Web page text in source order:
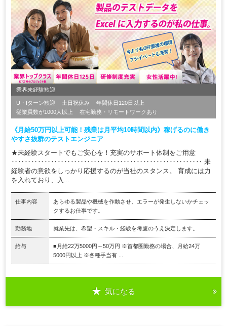
業界未経験歓迎
U・Iターン歓迎 土日祝休み
年間休日120日以上
従業員数が1000人以上
在宅勤務・リモートワークあり
《月給50万円以上可能！残業は月平均10時間以内》稼げるのに働き
やすさ抜群のテストエンジニア
★未経験スタートでもご安心を！充実のサポート体制をご用意
‥‥‥‥‥‥‥‥‥‥‥‥‥‥‥‥‥‥‥‥‥‥‥‥‥‥‥‥‥ 未
経験者の意欲をしっかり応援するのが当社のスタンス。 育成には力
を入れており、入...
仕事内容
あらゆる製品や機械を作動させ、エラーが発生しないかチェッ
クするお仕事です。
勤務地 就業先は、希望・スキル・経験を考慮のうえ決定します。
給与
■月給22万5000円～50万円 ※首都圏勤務の場合、月給24万
5000円以上 ※各種手当有 ...
気になる